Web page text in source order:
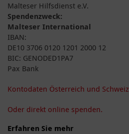
Malteser Hilfsdienst e.V.
Spendenzweck:
Malteser International
IBAN:
DE10 3706 0120 1201 2000 12
BIC: GENODED1PA7
Pax Bank
Kontodaten Österreich und Schweiz
Oder direkt online spenden.
Erfahren Sie mehr